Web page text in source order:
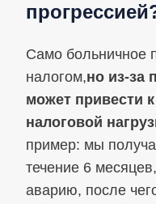
Само больничное
налогом,но из‑за
может привести
налоговой
пример: мы
течение 6
аварию, после